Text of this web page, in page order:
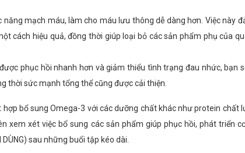
mạch máu, làm cho máu lưu thông dễ dàng hơn. Việc này
cách hiệu quả, đồng thời giúp loại bỏ các sản phẩm phụ của
phục hồi nhanh hơn và giảm thiểu tình trạng đau nhức, bạn
thời sức mạnh tổng thể cũng được cải thiện.
bổ sung Omega-3 với các dưỡng chất khác như protein chất
xem xét việc bổ sung các sản phẩm giúp phục hồi, phát triển
sau những buổi tập kéo dài.